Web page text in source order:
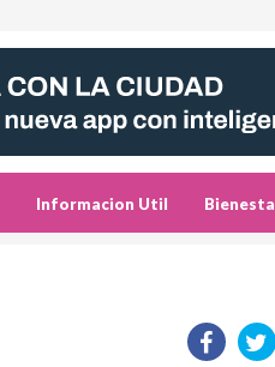
Informacion Util